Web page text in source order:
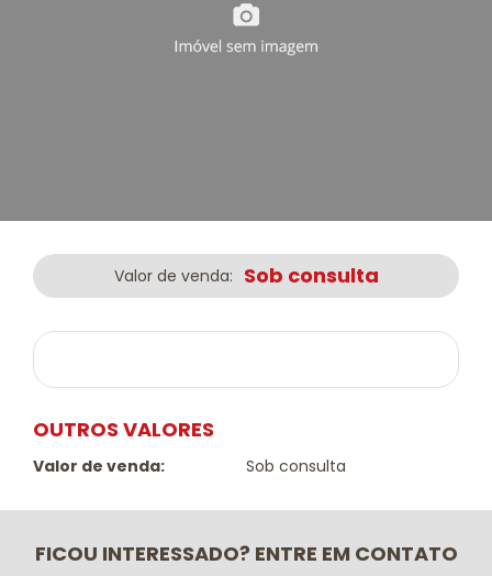
Valor de venda: Sob consulta
OUTROS VALORES
Valor de venda: Sob consulta
FICOU INTERESSADO? ENTRE EM CONTATO